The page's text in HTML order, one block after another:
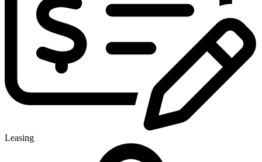
Leasing